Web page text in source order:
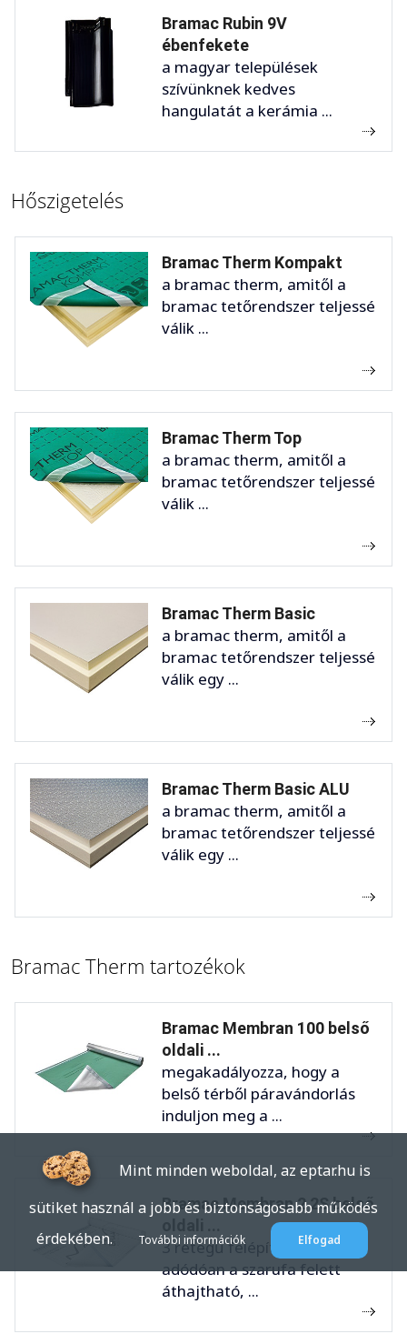
Bramac Rubin 9V
ébenfekete
a magyar települések
szívünknek kedves
hangulatát a kerámia ...
Hőszigetelés
Bramac Therm Kompakt
a bramac therm, amitől a
bramac tetőrendszer teljessé
válik ...
Bramac Therm Top
a bramac therm, amitől a
bramac tetőrendszer teljessé
válik ...
Bramac Therm Basic
a bramac therm, amitől a
bramac tetőrendszer teljessé
válik egy ...
Bramac Therm Basic ALU
a bramac therm, amitől a
bramac tetőrendszer teljessé
válik egy ...
Bramac Therm tartozékok
Bramac Membran 100 belső
oldali ...
megakadályozza, hogy a
belső térből páravándorlás
induljon meg a ...
Bramac Membran 2 2S belső
3 rétegű felépítéséből
adódóan a szarufa felett
áthajtható, ...
Mint minden weboldal, az eptar.hu is
sütiket használ a jobb és biztonságosabb működés
érdekében.
További információk Elfogad